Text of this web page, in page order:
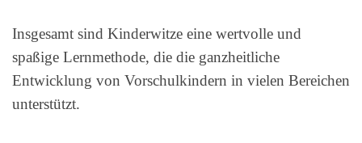
Insgesamt sind Kinderwitze eine wertvolle und
spaßige Lernmethode, die die ganzheitliche
Entwicklung von Vorschulkindern in vielen Bereichen
unterstützt.